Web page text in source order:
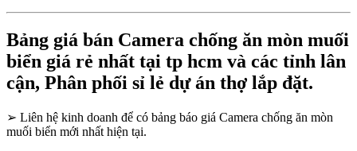
Bảng giá bán Camera chống ăn mòn muối
biển giá rẻ nhất tại tp hcm và các tỉnh lân
cận, Phân phối sỉ lẻ dự án thợ lắp đặt.
➢ Liên hệ kinh doanh để có bảng báo giá Camera chống ăn mòn
muối biển mới nhất hiện tại.